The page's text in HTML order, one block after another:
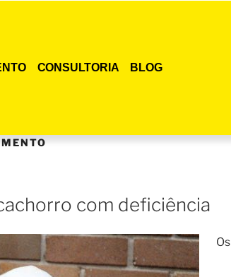
CONSULTORIA BLOG
com deficiência
Os